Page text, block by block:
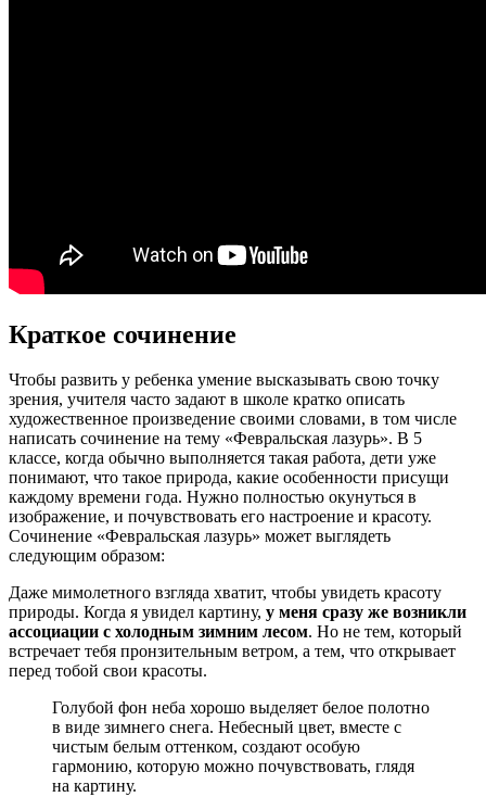
Краткое сочинение
Чтобы развить у ребенка умение высказывать свою точку
зрения, учителя часто задают в школе кратко описать
художественное произведение своими словами, в том числе
написать сочинение на тему «Февральская лазурь». В 5
классе, когда обычно выполняется такая работа, дети уже
понимают, что такое природа, какие особенности присущи
каждому времени года. Нужно полностью окунуться в
изображение, и почувствовать его настроение и красоту.
Сочинение «Февральская лазурь» может выглядеть
следующим образом:
Даже мимолетного взгляда хватит, чтобы увидеть красоту
природы. Когда я увидел картину, у меня сразу же возникли
ассоциации с холодным зимним лесом. Но не тем, который
встречает тебя пронзительным ветром, а тем, что открывает
перед тобой свои красоты.
Голубой фон неба хорошо выделяет белое полотно
в виде зимнего снега. Небесный цвет, вместе с
чистым белым оттенком, создают особую
гармонию, которую можно почувствовать, глядя
на картину.